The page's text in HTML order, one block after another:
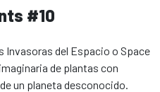
#10
Invasoras del Espacio o Space
de plantas con
un planeta desconocido.